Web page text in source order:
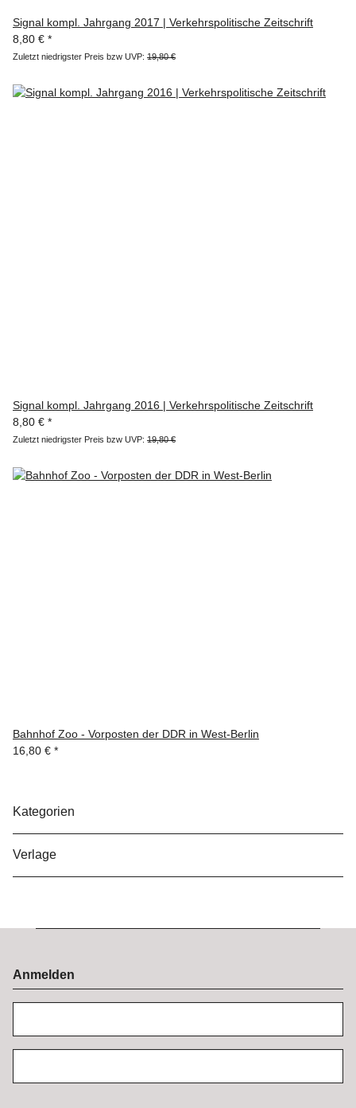
Signal kompl. Jahrgang 2017 | Verkehrspolitische Zeitschrift
8,80 € *
Zuletzt niedrigster Preis bzw UVP: 19,80 €
Signal kompl. Jahrgang 2016 | Verkehrspolitische Zeitschrift
8,80 € *
Zuletzt niedrigster Preis bzw UVP: 19,80 €
Bahnhof Zoo - Vorposten der DDR in West-Berlin
16,80 € *
Kategorien
Verlage
Anmelden